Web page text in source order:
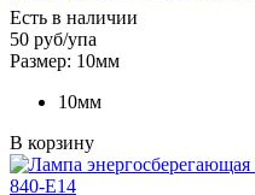
Есть в наличии
50 руб/упа
Размер: 10мм
10мм
В корзину